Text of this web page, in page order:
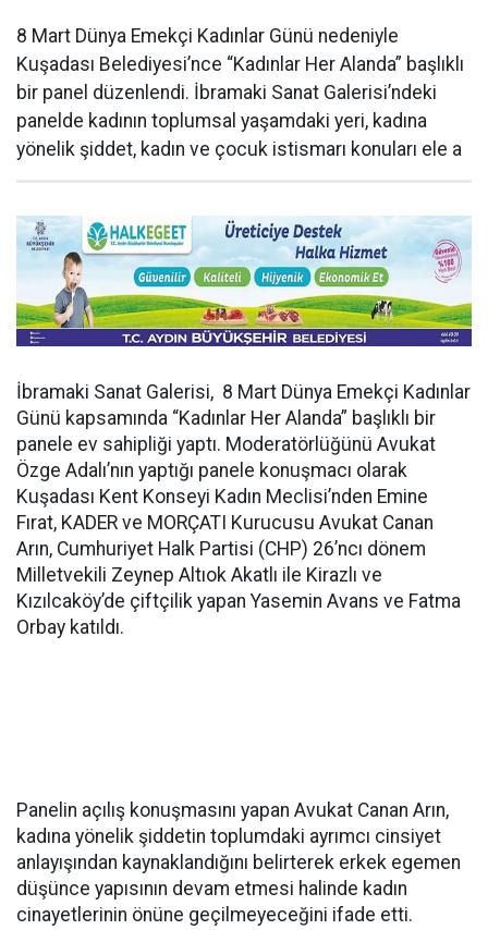
8 Mart Dünya Emekçi Kadınlar Günü nedeniyle
Kuşadası Belediyesi’nce “Kadınlar Her Alanda” başlıklı
bir panel düzenlendi. İbramaki Sanat Galerisi’ndeki
panelde kadının toplumsal yaşamdaki yeri, kadına
yönelik şiddet, kadın ve çocuk istismarı konuları ele a
İbramaki Sanat Galerisi, 8 Mart Dünya Emekçi Kadınlar
Günü kapsamında “Kadınlar Her Alanda” başlıklı bir
panele ev sahipliği yaptı. Moderatörlüğünü Avukat
Özge Adalı’nın yaptığı panele konuşmacı olarak
Kuşadası Kent Konseyi Kadın Meclisi’nden Emine
Fırat, KADER ve MORÇATI Kurucusu Avukat Canan
Arın, Cumhuriyet Halk Partisi (CHP) 26’ncı dönem
Milletvekili Zeynep Altıok Akatlı ile Kirazlı ve
Kızılcaköy’de çiftçilik yapan Yasemin Avans ve Fatma
Orbay katıldı.
Panelin açılış konuşmasını yapan Avukat Canan Arın,
kadına yönelik şiddetin toplumdaki ayrımcı cinsiyet
anlayışından kaynaklandığını belirterek erkek egemen
düşünce yapısının devam etmesi halinde kadın
cinayetlerinin önüne geçilmeyeceğini ifade etti.